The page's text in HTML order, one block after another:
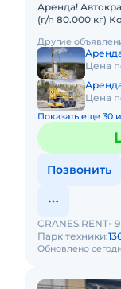
Аренда!
(г/п 80.000 кг)
и прохо
Другие
Цена
Цена
Показать еще 30
Позвонить
Обновлено
CRANES.RENT
Парк техники: